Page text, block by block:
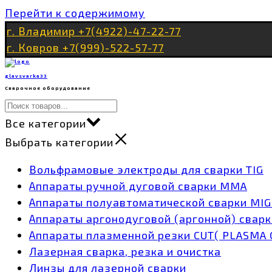
Перейти к содержимому
г. Владимир +7(4922)-47-22-77
г. Ковров +7(999)-522-57-77
glavsvarka33
Сварочное оборудование
Все категории
Выбрать категории
Вольфрамовые электроды для сварки TIG
Аппараты ручной дуговой сварки MMA
Аппараты полуавтоматической сварки
Аппараты аргонодуговой (аргонной)
Аппараты плазменной резки CUT( PLASMA
Лазерная сварка, резка и очистка
Линзы для лазерной сварки